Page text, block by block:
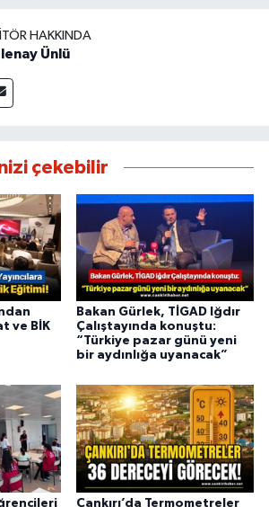
HAKKINDA
Ünlü
çekebilir
ve BİK
Bakan Gürlek, TİGAD Iğdır
Çalıştayında konuştu:
“Türkiye pazar günü yeni
bir aydınlığa uyanacak”
Çankırı’da Termometreler